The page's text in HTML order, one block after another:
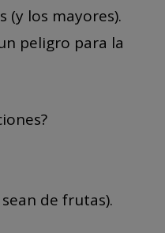
(y los mayores).
peligro para la
de frutas).